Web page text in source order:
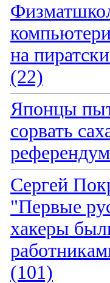
на
(22)
Японцы
сорвать
Сергей
"Первые
хакеры
(101)